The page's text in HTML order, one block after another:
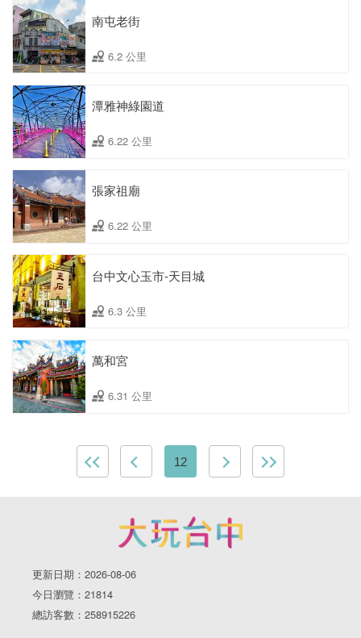
南屯老街
6.2 公里
潭雅神綠園道
6.22 公里
張家祖廟
6.22 公里
台中文心玉市-天目城
6.3 公里
萬和宮
6.31 公里
12
更新日期：2026-08-06
今日瀏覽：21814
總訪客數：258915226